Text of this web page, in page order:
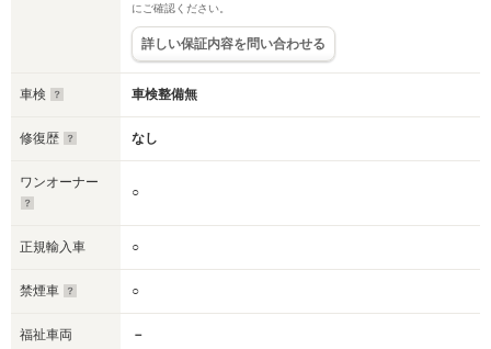
にご確認ください。
詳しい保証内容を問い合わせる
車検 車検整備無
修復歴 なし
ワンオーナー
○
正規輸入車 ○
禁煙車 ○
福祉車両 －